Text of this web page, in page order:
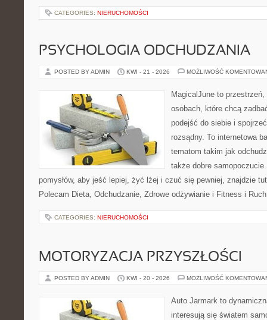
CATEGORIES: NIERUCHOMOŚCI
PSYCHOLOGIA ODCHUDZANIA
POSTED BY ADMIN KWI - 21 - 2026 MOŻLIWOŚĆ
MagicalJune to
osobach, które chcą
podejść do siebie i
rozsądny. To internetowa
tematom takim jak
także dobre
pomysłów, aby jeść lepiej, żyć lżej i czuć się pewniej, znajdzie
Polecam Dieta, Odchudzanie, Zdrowe odżywianie i Fitness i
CATEGORIES: NIERUCHOMOŚCI
MOTORYZACJA PRZYSZŁOŚCI
POSTED BY ADMIN KWI - 20 - 2026 MOŻLIWOŚĆ
Auto Jarmark to
interesują się światem